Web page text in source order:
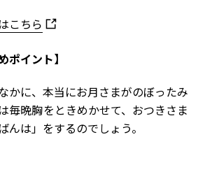
こちら
ポイント】
かに、本当にお月さまがのぼったみ
毎晩胸をときめかせて、おつきさま
んは」をするのでしょう。